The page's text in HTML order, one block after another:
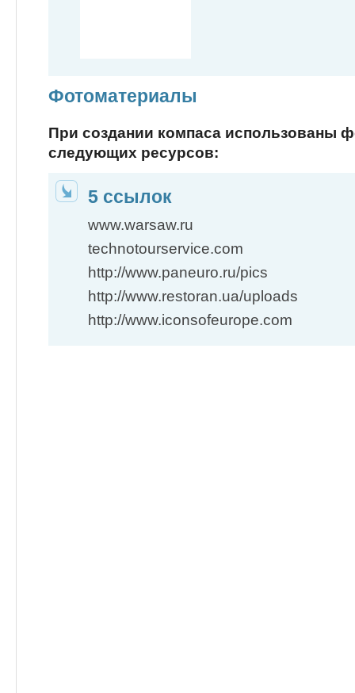
Фотоматериалы
При создании компаса использованы
следующих ресурсов:
5 ссылок
www.warsaw.ru
technotourservice.com
http://www.paneuro.ru/pics
http://www.restoran.ua/uploads
http://www.iconsofeurope.com